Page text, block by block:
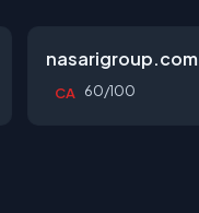
nasarigroup.com
CA 60/100